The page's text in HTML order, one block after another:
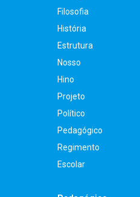
Filosofia
História
Estrutura
Nosso
Hino
Projeto
Político
Pedagógico
Regimento
Escolar